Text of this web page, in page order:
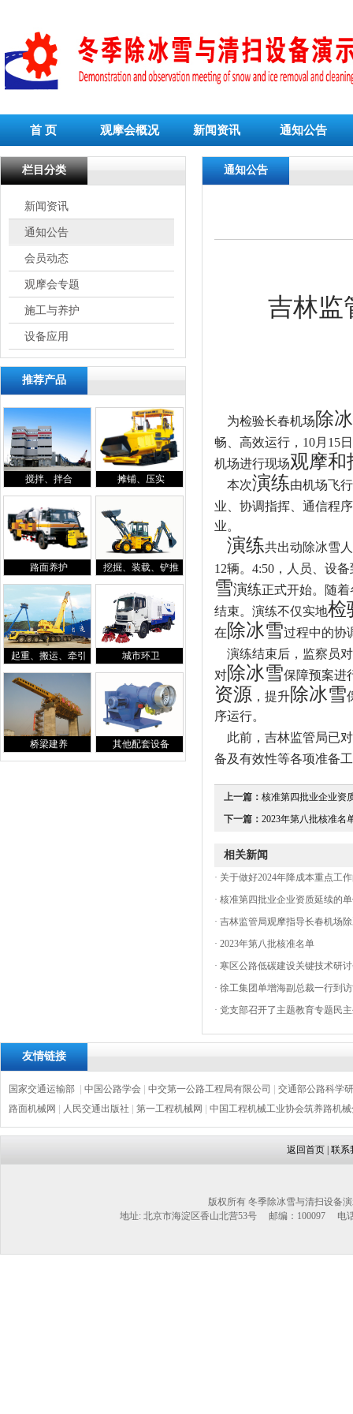
首 页 观摩会概况 新闻资讯 通知公告
栏目分类
新闻资讯
通知公告
会员动态
观摩会专题
施工与养护
设备应用
推荐产品
搅拌、拌合 摊铺、压实
路面养护 挖掘、装载、铲推
起重、搬运、牵引 城市环卫
桥梁建养 其他配套设备
通知公告
吉林监
为检验长春机场 除
畅、高效运行，10月15
机场进行现场观摩和
本次演练由机场飞
业、协调指挥、通信程
业。
演练共出动除冰雪
12辆。4:50，人员、设
雪演练正式开始。随着
结束。演练不仅实地检
在 除冰雪过程中的协
演练结束后，监察员
对除冰雪保障预案进
资源 ，提升除冰雪
序运行。
此前，吉林监管局已
备及有效性等各项准备
上一篇： 核准第四批业企业资
下一篇： 2023年第八批核准名
相关新闻
· 关于做好2024年降成本重点工
· 核准第四批业企业资质延续的
· 吉林监管局观摩指导长春机场
· 2023年第八批核准名单
· 寒区公路低碳建设关键技术研
· 徐工集团单增海副总裁一行到
· 党支部召开了主题教育专题民
友情链接
国家交通运输部 中国公路学会 中交第一公路工程局有限公司
交通部公路科学
路面机械网
人民交通出版社 第一工程机械网 中国工程机械工业协会筑养路机
返回首页 联系
版权所有 冬季除冰雪与清扫设备
地址: 北京市海淀区香山北营53号 邮编：100097 电